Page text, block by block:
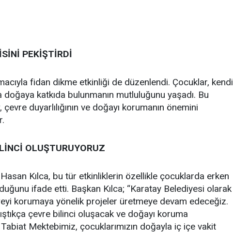
PEKİŞTİRDİ
fidan dikme etkinliği de düzenlendi. Çocuklar, kendi
katkıda bulunmanın mutluluğunu yaşadı. Bu
duyarlılığının ve doğayı korumanın önemini
OLUŞTURUYORUZ
Kılca, bu tür etkinliklerin özellikle çocuklarda erken
ifade etti. Başkan Kılca; “Karatay Belediyesi olarak
korumaya yönelik projeler üretmeye devam edeceğiz.
çevre bilinci oluşacak ve doğayı koruma
Mektebimiz, çocuklarımızın doğayla iç içe vakit